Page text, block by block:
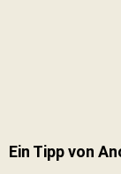
Ein Tipp von